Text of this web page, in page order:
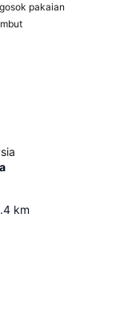
pakaian
km